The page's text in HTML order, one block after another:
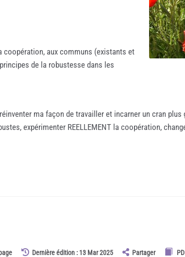
coopération, aux communs (existants et
de la robustesse dans les
ma façon de travailler et incarner un cran
expérimenter REELLEMENT la coopération,
Dernière édition : 13 Mar 2025 Partager